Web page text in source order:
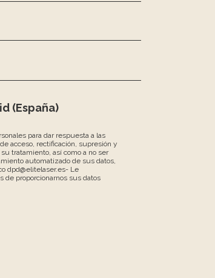
(España)
para dar respuesta a las
acceso, rectificación, supresión y
tratamiento, así como a no ser
automatizado de sus datos,
dpd@elitelaser.es- Le
de proporcionarnos sus datos